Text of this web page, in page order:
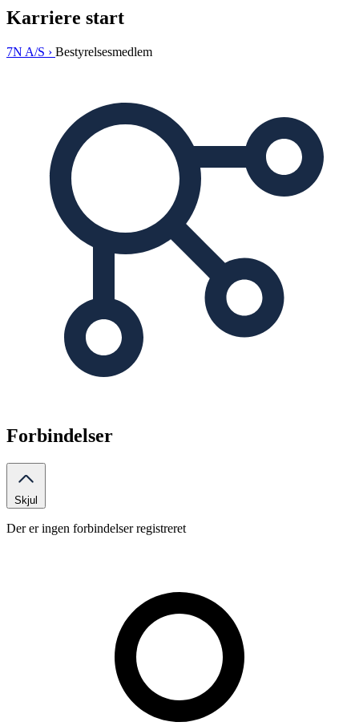
Karriere start
7N A/S › Bestyrelsesmedlem
Forbindelser
Skjul
Der er ingen forbindelser registreret